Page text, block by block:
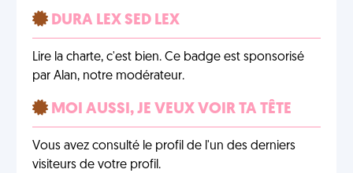
DURA LEX SED LEX
Lire la charte, c'est bien. Ce badge est sponsorisé
par Alan, notre modérateur.
MOI AUSSI, JE VEUX VOIR TA TÊTE
Vous avez consulté le profil de l'un des derniers
visiteurs de votre profil.